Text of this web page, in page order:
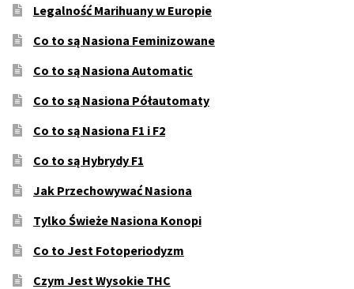
Legalność Marihuany w Europie
Co to są Nasiona Feminizowane
Co to są Nasiona Automatic
Co to są Nasiona Półautomaty
Co to są Nasiona F1 i F2
Co to są Hybrydy F1
Jak Przechowywać Nasiona
Tylko Świeże Nasiona Konopi
Co to Jest Fotoperiodyzm
Czym Jest Wysokie THC